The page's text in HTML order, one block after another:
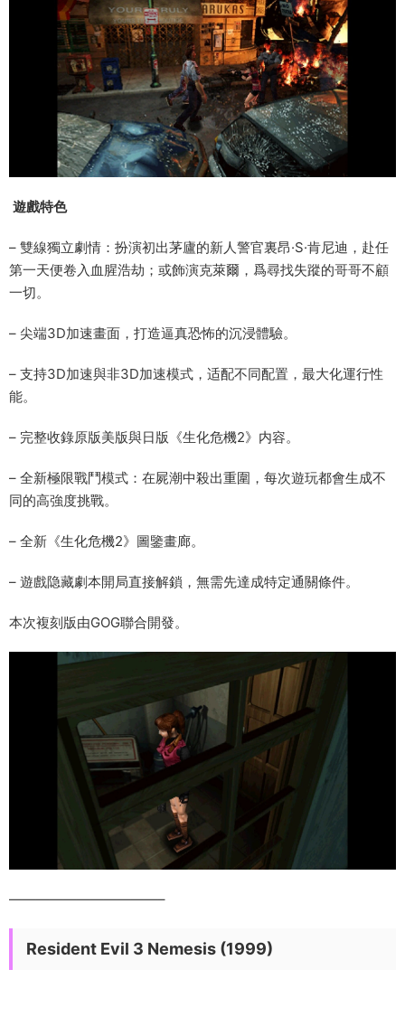
遊戲特色
– 雙線獨立劇情：扮演初出茅廬的新人警官裏昂·S·肯尼迪，赴任
第一天便卷入血腥浩劫；或飾演克萊爾，爲尋找失蹤的哥哥不顧
一切。
– 尖端3D加速畫面，打造逼真恐怖的沉浸體驗。
– 支持3D加速與非3D加速模式，适配不同配置，最大化運行性
能。
– 完整收錄原版美版與日版《生化危機2》内容。
– 全新極限戰鬥模式：在屍潮中殺出重圍，每次遊玩都會生成不
同的高強度挑戰。
– 全新《生化危機2》圖鑒畫廊。
– 遊戲隐藏劇本開局直接解鎖，無需先達成特定通關條件。
本次複刻版由GOG聯合開發。
———————————–
Resident Evil 3 Nemesis (1999)